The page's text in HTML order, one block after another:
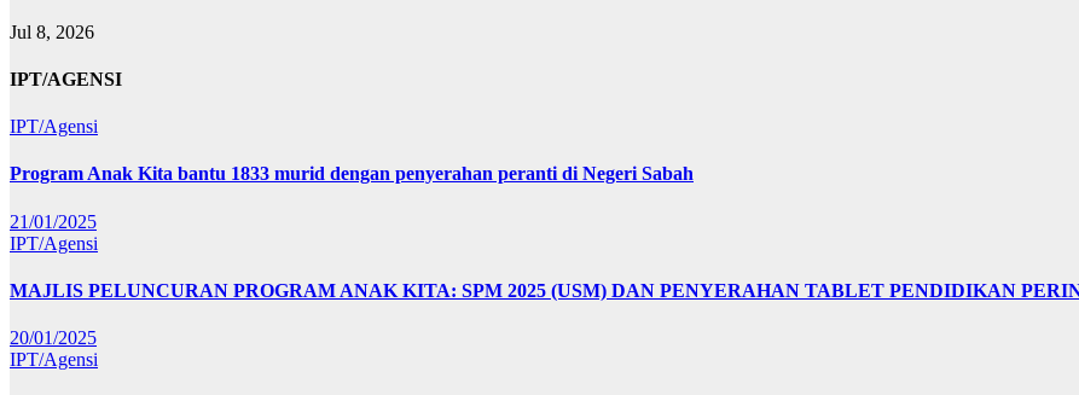
Jul 8, 2026
IPT/AGENSI
IPT/Agensi
Program Anak Kita bantu 1833 murid dengan penyerahan peranti di Negeri Sabah
21/01/2025
IPT/Agensi
MAJLIS PELUNCURAN PROGRAM ANAK KITA: SPM 2025 (USM) DAN PENYERAHAN TABLET PENDIDIKAN
20/01/2025
IPT/Agensi